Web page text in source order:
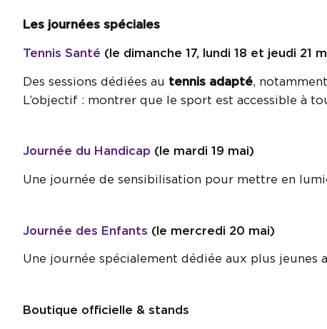
Les journées spéciales
Tennis Santé (le dimanche 17, lundi 18 et jeudi 21
Des sessions dédiées au tennis adapté,
L’objectif : montrer que le sport est accessible à
Journée du Handicap (le mardi 19 mai)
Une journée de sensibilisation pour mettre en
Journée des Enfants (le mercredi 20 mai)
Une journée spécialement dédiée aux plus
Boutique officielle & stands